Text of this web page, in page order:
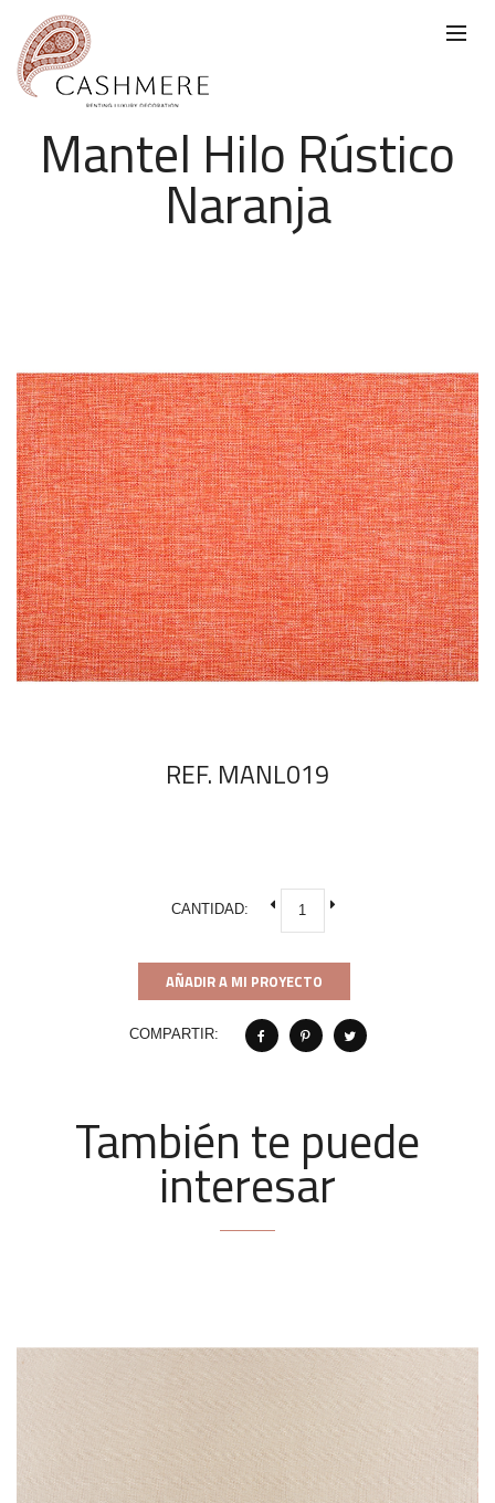
Mantel Hilo Rústico
Naranja
REF. MANL019
CANTIDAD:
AÑADIR A MI PROYECTO
COMPARTIR:
También te puede
interesar